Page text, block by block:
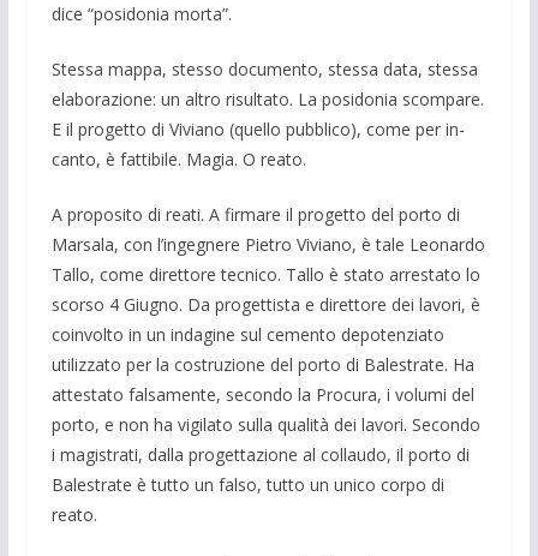
dice “posidonia morta”.
Stessa mappa, stesso documento, stessa data, stessa
elaborazione: un altro risulta­to. La posidonia scompare.
E il progetto di Viviano (quello pubblico), come per in­
canto, è fattibile. Magia. O reato.
A proposito di reati. A firmare il proget­to del porto di
Marsala, con l’ingegnere Pietro Viviano, è tale Leonardo
Tallo, come direttore tecnico. Tallo è stato arre­stato lo
scorso 4 Giugno. Da progettista e direttore dei lavori, è
coinvolto in un inda­gine sul cemento depotenziato
utilizzato per la costruzione del porto di Balestrate. Ha
attestato falsamente, secondo la Procu­ra, i volumi del
porto, e non ha vigilato sulla qualità dei lavori. Secondo
i magi­strati, dalla progettazione al collaudo, il porto di
Balestrate è tutto un falso, tutto un unico corpo di
reato.